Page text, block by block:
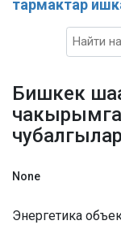
тармактар
Бишкек
None
Энергетика